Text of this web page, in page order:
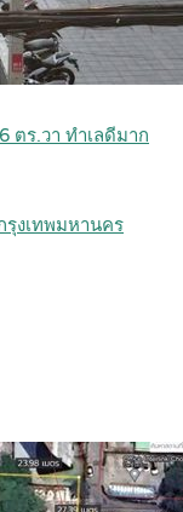
ตร.วา ทำเลดีมาก
รุงเทพมหานคร